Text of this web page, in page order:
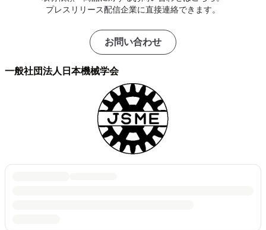
プレスリリース配信企業に直接連絡できます。
お問い合わせ
一般社団法人日本機械学会